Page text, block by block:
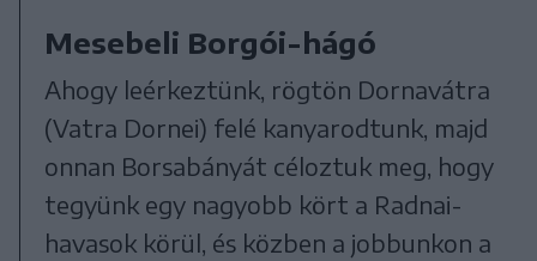
Mesebeli Borgói-hágó
Ahogy leérkeztünk, rögtön Dornavátra
(Vatra Dornei) felé kanyarodtunk, majd
onnan Borsabányát céloztuk meg, hogy
tegyünk egy nagyobb kört a Radnai-
havasok körül, és közben a jobbunkon a